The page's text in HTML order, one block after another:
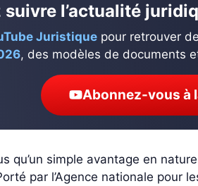
l’actualité
Juristique pour retrouver
, des modèles de documents
Abonnez-vous à
qu’un simple avantage en
par l’Agence nationale pour